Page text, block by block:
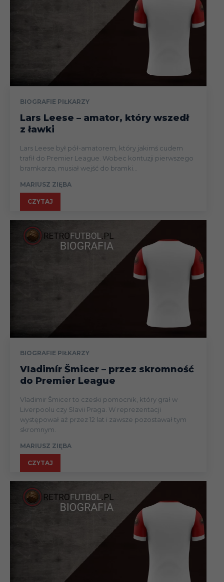
BIOGRAFIE PIŁKARZY
Lars Leese – amator, który wszedł
z ławki
Lars Leese był pół-amatorem, który jakimś cudem
trafił do Premier League. Wobec kontuzji pierwszego
bramkarza, musiał wejść do bramki...
MARIUSZ ZIĘBA
CZYTAJ
BIOGRAFIE PIŁKARZY
Vladimír Šmicer – przez skromność
do Premier League
Vladimir Šmicer to czeski pomocnik, który grał w
Liverpoolu czy Slavii Praga. W reprezentacji
występował aż przez 12 lat i zawsze pozostawał tym
skromnym.
MARIUSZ ZIĘBA
CZYTAJ